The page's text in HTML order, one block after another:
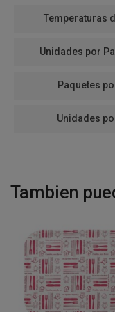
Temperaturas
Unidades por
Paquetes
Unidades
Tambien